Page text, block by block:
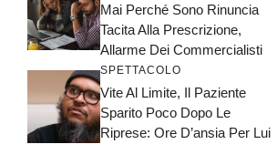
Mai Perché Sono Rinuncia
Tacita Alla Prescrizione,
Allarme Dei Commercialisti
SPETTACOLO
Vite Al Limite, Il Paziente
Sparito Poco Dopo Le
Riprese: Ore D’ansia Per Lui